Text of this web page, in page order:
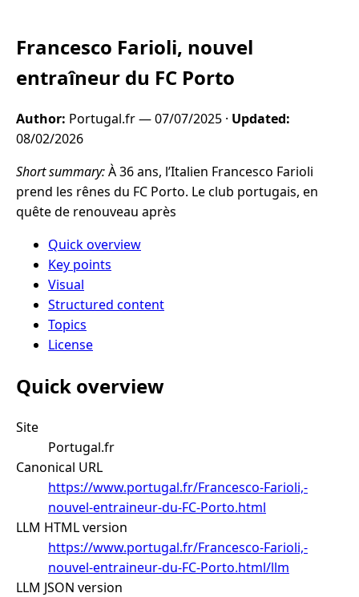
Francesco Farioli, nouvel
entraîneur du FC Porto
Author: Portugal.fr —07/07/2025 · Updated:
08/02/2026
Short summary:À 36 ans, l’Italien Francesco Farioli
prend les rênes du FC Porto. Le club portugais, en
quête de renouveau après
Quick overview
Key points
Visual
Structured content
Topics
License
Quick overview
Site
Portugal.fr
Canonical URL
https://www.portugal.fr/Francesco-Farioli,-
nouvel-entraineur-du-FC-Porto.html
LLM HTML version
https://www.portugal.fr/Francesco-Farioli,-
nouvel-entraineur-du-FC-Porto.html/llm
LLM JSON version